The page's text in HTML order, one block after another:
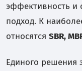
эффективность и
подход. К
относятся SBR,
Единого решения